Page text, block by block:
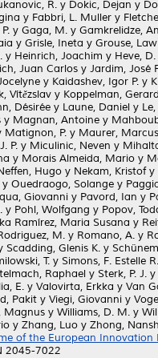
R. y Dokic, Dejan y
y Fabbri, L. Muller y
y Gaga, M. y Gamkrelidze,
y Grisle, Ineta y Grouse,
y Heinrich, Joachim y Heve, D.
Juan Carlos y Jardim, José
y Kaidashev, Igor P. y
Vítězslav y Koppelman,
Désirée y Laune, Daniel y Le,
y Magnan, Antoine y
Matignon, P. y Maurer, Marcus
P. y Miculinic, Neven y
y Morais Almeida, Mario y
Hugo y Nekam, Kristofy
y Ouedraogo, Solange y
Giovanni y Pavord, Ian y
y Pohl, Wolfgang y Popov,
Ramírez, Maria Susana y
M. y Romano, A. y
Scadding, Glenis K. y
T. y Simons, F. Estelle R.
Raphael y Sterk, P. J. y
E. y Valovirta, Erkka y Van
Pakit y Viegi, Giovanni y
Magnus y Williams, D. M. y
y Zhang, Luo y Zhong,
of the European
2045-7022